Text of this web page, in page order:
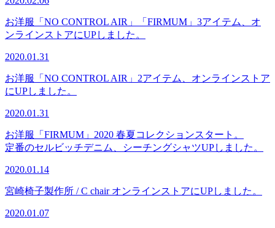
お洋服「NO CONTROL AIR」「FIRMUM」3アイテム、オ
ンラインストアにUPしました。
2020.01.31
お洋服「NO CONTROL AIR」2アイテム、オンラインストア
にUPしました。
2020.01.31
お洋服「FIRMUM」2020 春夏コレクションスタート。
定番のセルビッチデニム、シーチングシャツUPしました。
2020.01.14
宮崎椅子製作所 / C chair オンラインストアにUPしました。
2020.01.07